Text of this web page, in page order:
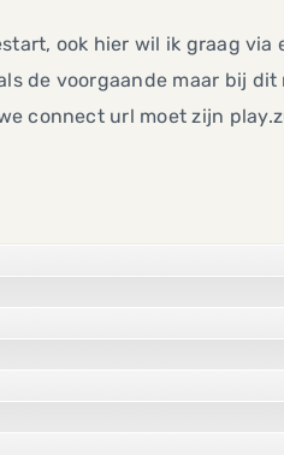
ook hier wil ik graag via
de voorgaande maar bij
connect url moet zijn